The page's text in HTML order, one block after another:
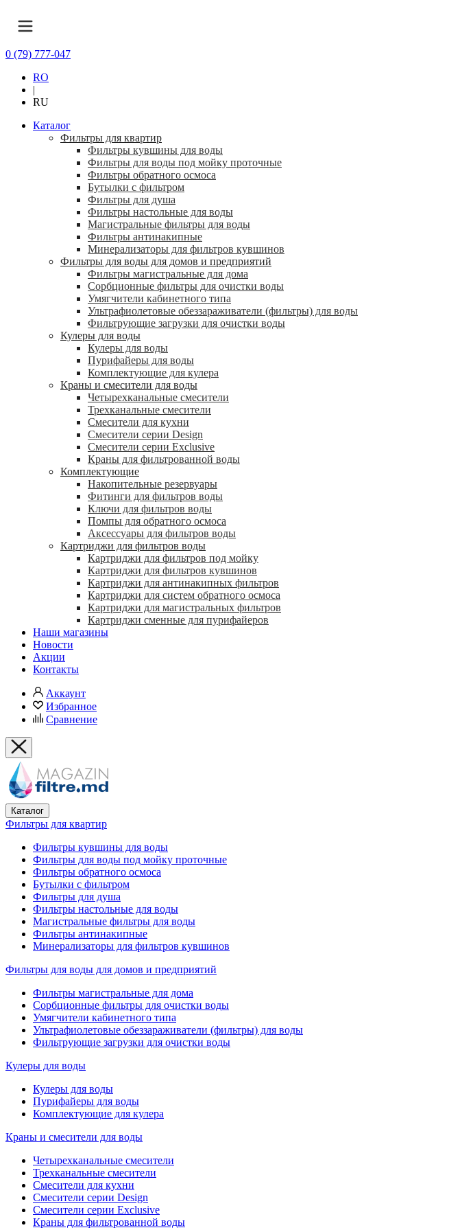
0 (79) 777-047
RO
|
RU
Каталог
Фильтры для квартир
Фильтры кувшины для воды
Фильтры для воды под мойку проточные
Фильтры обратного осмоса
Бутылки с фильтром
Фильтры для душа
Фильтры настольные для воды
Магистральные фильтры для воды
Фильтры антинакипные
Минерализаторы для фильтров кувшинов
Фильтры для воды для домов и предприятий
Фильтры магистральные для дома
Сорбционные фильтры для очистки воды
Умягчители кабинетного типа
Ультрафиолетовые обеззараживатели (фильтры) для воды
Фильтрующие загрузки для очистки воды
Кулеры для воды
Кулеры для воды
Пурифайеры для воды
Комплектующие для кулера
Краны и смесители для воды
Четырехканальные смесители
Трехканальные смесители
Смесители для кухни
Смесители серии Design
Смесители серии Exclusive
Краны для фильтрованной воды
Комплектующие
Накопительные резервуары
Фитинги для фильтров воды
Ключи для фильтров воды
Помпы для обратного осмоса
Аксессуары для фильтров воды
Картриджи для фильтров воды
Картриджи для фильтров под мойку
Картриджи для фильтров кувшинов
Картриджи для антинакипных фильтров
Картриджи для систем обратного осмоса
Картриджи для магистральных фильтров
Картриджи сменные для пурифайеров
Наши магазины
Новости
Акции
Контакты
Аккаунт
Избранное
Сравнение
Каталог
Фильтры для квартир
Фильтры кувшины для воды
Фильтры для воды под мойку проточные
Фильтры обратного осмоса
Бутылки с фильтром
Фильтры для душа
Фильтры настольные для воды
Магистральные фильтры для воды
Фильтры антинакипные
Минерализаторы для фильтров кувшинов
Фильтры для воды для домов и предприятий
Фильтры магистральные для дома
Сорбционные фильтры для очистки воды
Умягчители кабинетного типа
Ультрафиолетовые обеззараживатели (фильтры) для воды
Фильтрующие загрузки для очистки воды
Кулеры для воды
Кулеры для воды
Пурифайеры для воды
Комплектующие для кулера
Краны и смесители для воды
Четырехканальные смесители
Трехканальные смесители
Смесители для кухни
Смесители серии Design
Смесители серии Exclusive
Краны для фильтрованной воды